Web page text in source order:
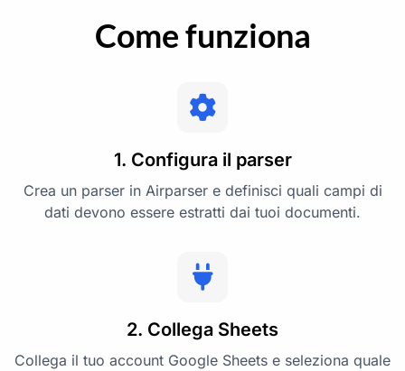
Come funziona
1. Configura il parser
Crea un parser in Airparser e definisci quali campi di
dati devono essere estratti dai tuoi documenti.
2. Collega Sheets
Collega il tuo account Google Sheets e seleziona quale